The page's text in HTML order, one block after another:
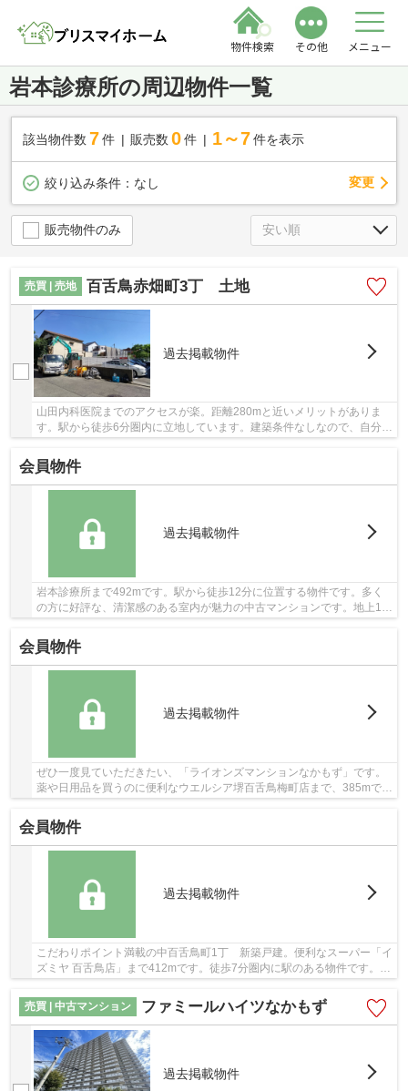
物件検索 その他 メニュー
岩本診療所の周辺物件一覧
該当物件数 7件 販売数 0 件 1～7 件を表示
絞り込み条件： なし 変更
販売物件のみ
売買 | 売地 百舌鳥赤畑町3丁 土地
過去掲載物件
山田内科医院までのアクセスが楽。距離280mと近いメリットがありま
す。駅から徒歩6分圏内に立地しています。建築条件なしなので、自分で
会員物件
過去掲載物件
岩本診療所まで492mです。駅から徒歩12分に位置する物件です。多く
の方に好評な、清潔感のある室内が魅力の中古マンションです。地上11
会員物件
過去掲載物件
ぜひ一度見ていただきたい、「ライオンズマンションなかもず」です。
薬や日用品を買うのに便利なウエルシア堺百舌鳥梅町店まで、385mで
会員物件
過去掲載物件
こだわりポイント満載の中百舌鳥町1丁 新築戸建。便利なスーパー「イ
ズミヤ 百舌鳥店」まで412mです。徒歩7分圏内に駅のある物件です。お
客様から高い評価をいただく南側道路に接して...
売買 | 中古マンション
ファミールハイツなかもず
過去掲載物件